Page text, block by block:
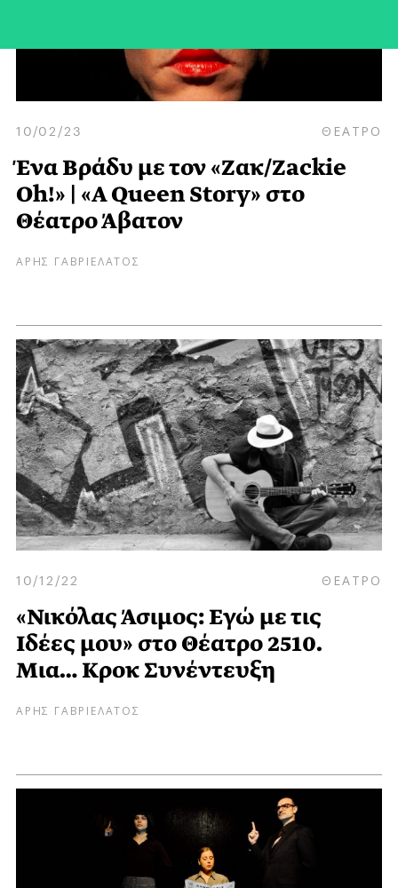
10/02/23 ΘΕΑΤΡΟ
Ένα Βράδυ με τον «Ζακ/Zackie
Oh!» | «A Queen Story» στο
Θέατρο Άβατον
ΑΡΗΣ ΓΑΒΡΙΕΛΑΤΟΣ
10/12/22 ΘΕΑΤΡΟ
«Νικόλας Άσιμος: Εγώ με τις
Ιδέες μου» στο Θέατρο 2510.
Μια… Κροκ Συνέντευξη
ΑΡΗΣ ΓΑΒΡΙΕΛΑΤΟΣ